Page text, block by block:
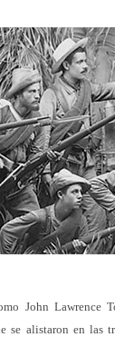
John Lawrence
se alistaron en las